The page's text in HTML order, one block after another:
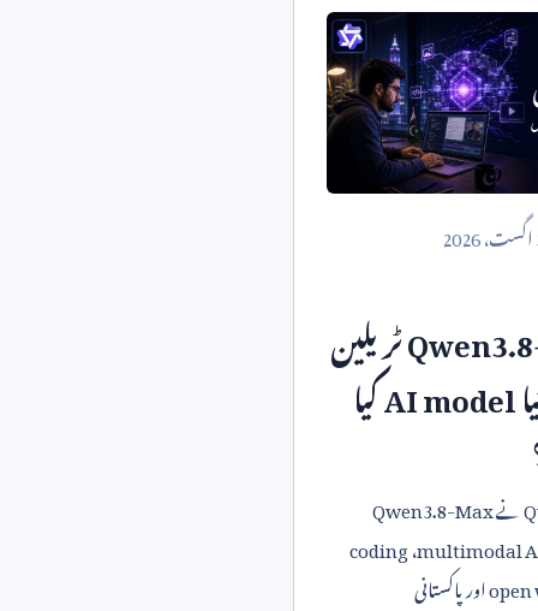
اگست،2026
ٹریلین
AI modelکیا
نےQwen3.8-Max
multimodal،coding
اور پاکستانی